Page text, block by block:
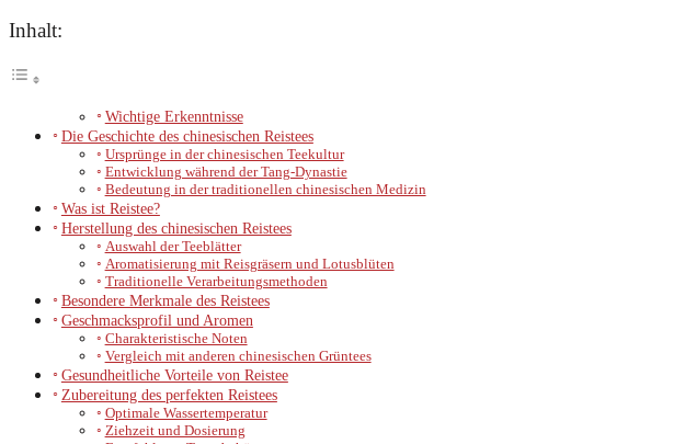
Inhalt:
Wichtige Erkenntnisse
Die Geschichte des chinesischen Reistees
Ursprünge in der chinesischen Teekultur
Entwicklung während der Tang-Dynastie
Bedeutung in der traditionellen chinesischen Medizin
Was ist Reistee?
Herstellung des chinesischen Reistees
Auswahl der Teeblätter
Aromatisierung mit Reisgräsern und Lotusblüten
Traditionelle Verarbeitungsmethoden
Besondere Merkmale des Reistees
Geschmacksprofil und Aromen
Charakteristische Noten
Vergleich mit anderen chinesischen Grüntees
Gesundheitliche Vorteile von Reistee
Zubereitung des perfekten Reistees
Optimale Wassertemperatur
Ziehzeit und Dosierung